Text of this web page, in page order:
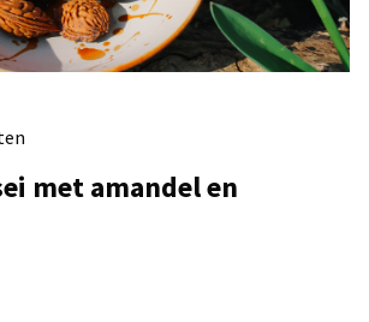
met amandel en